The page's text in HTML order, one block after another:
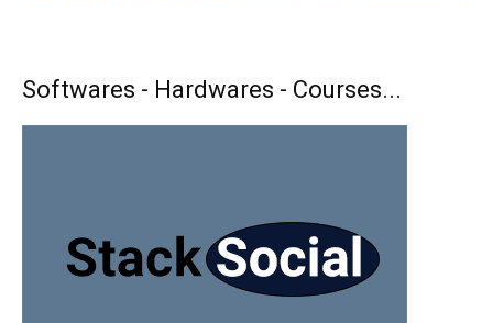
Softwares - Hardwares - Courses...